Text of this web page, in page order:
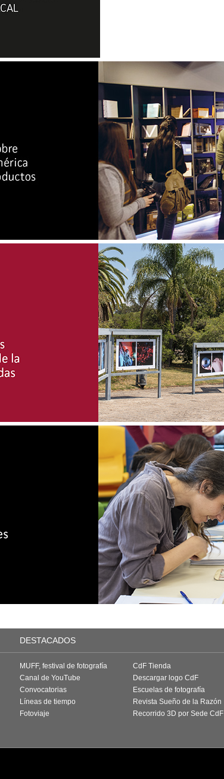
DESTACADOS
MUFF, festival de fotografía
Canal de YouTube
Convocatorias
Líneas de tiempo
Fotoviaje
CdF Tienda
Descargar logo CdF
Escuelas de fotografía
Revista Sueño de la Razón
Recorrido 3D por Sede CdF